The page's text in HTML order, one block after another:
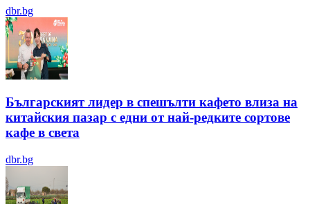
dbr.bg
Българският лидер в спешълти кафето влиза на
китайския пазар с едни от най-редките сортове
кафе в света
dbr.bg